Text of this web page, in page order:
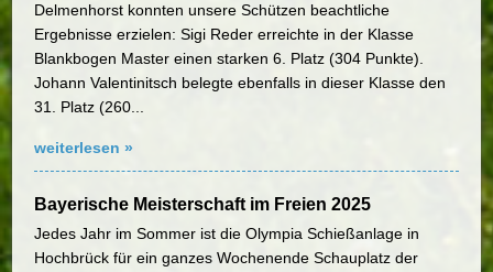
Delmenhorst konnten unsere Schützen beachtliche
Ergebnisse erzielen: Sigi Reder erreichte in der Klasse
Blankbogen Master einen starken 6. Platz (304 Punkte).
Johann Valentinitsch belegte ebenfalls in dieser Klasse den
31. Platz (260...
weiterlesen »
Bayerische Meisterschaft im Freien 2025
Jedes Jahr im Sommer ist die Olympia Schießanlage in
Hochbrück für ein ganzes Wochenende Schauplatz der